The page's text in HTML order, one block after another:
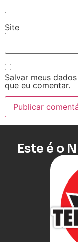
Site
Salvar meus
que eu comentar.
Este é o